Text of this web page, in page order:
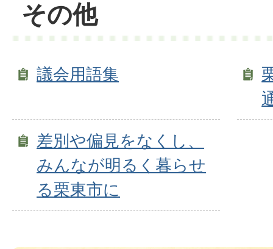
その他
議会用語集
差別や偏見をなくし、
みんなが明るく暮らせ
る栗東市に